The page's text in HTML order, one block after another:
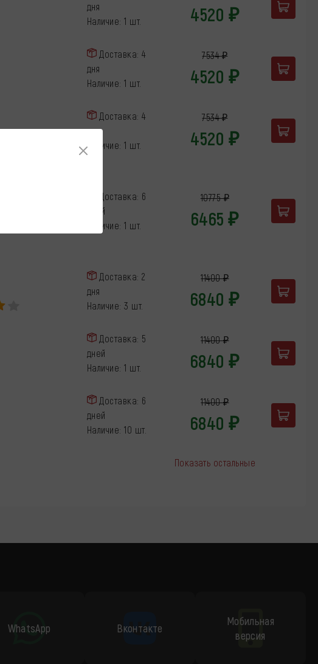
дня
Наличие: 1 шт.
4520 ₽
Доставка: 4
дня
Наличие: 1 шт.
7534 ₽
4520 ₽
Доставка: 4
дня
Наличие: 1 шт.
7534 ₽
4520 ₽
Доставка: 6
дней
Наличие: 1 шт.
10775 ₽
6465 ₽
Доставка: 2
дня
Наличие: 3 шт.
11400 ₽
6840 ₽
Доставка: 5
дней
Наличие: 1 шт.
11400 ₽
6840 ₽
Доставка: 6
дней
Наличие: 10 шт.
11400 ₽
6840 ₽
Показать остальные
WhatsApp Вконтакте
Мобильная
версия